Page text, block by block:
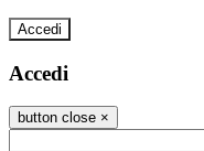
Accedi
Accedi
button close ×